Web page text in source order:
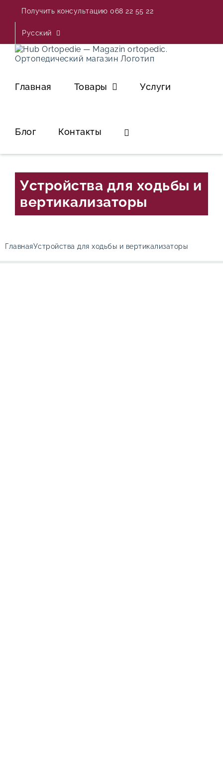
content
Получить консультацию 068 22 55 22
Русский
Главная Товары Услуги
Блог Контакты
Устройства для ходьбы и
вертикализаторы
ГлавнаяУстройства для ходьбы и вертикализаторы